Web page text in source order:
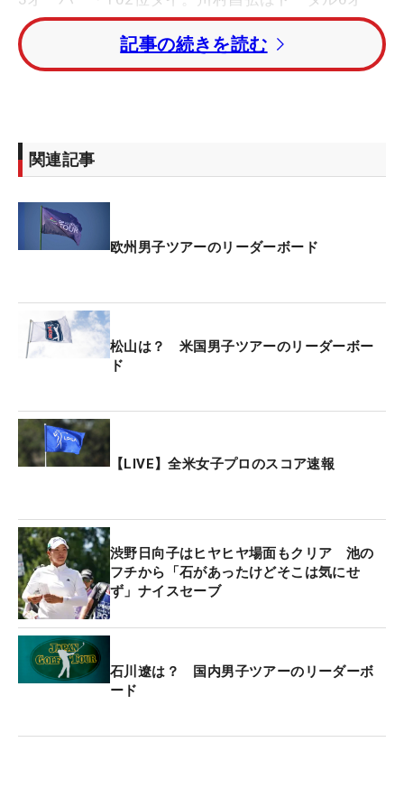
バー・127位タイ、桂川有人はトータル7オーバー・
132位タイで予選落ちとなった。
位にショーン・クロッカー（米国）。さらに1打差
の3位タイにロス・フィッシャーとジェームス・モ
記事の続きを読む
関連記事
欧州男子ツアーのリーダーボード
松山は？ 米国男子ツアーのリーダーボー
ド
【LIVE】全米女子プロのスコア速報
渋野日向子はヒヤヒヤ場面もクリア 池の
フチから「石があったけどそこは気にせ
ず」ナイスセーブ
石川遼は？ 国内男子ツアーのリーダーボ
ード